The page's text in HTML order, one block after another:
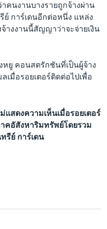
คนงานบางรายถูกจ้างผ่าน
การ์เดนอีกต่อหนึ่ง แหล่ง
างงานนี้สัญญาว่าจะจ่ายเงิน
หยู คอนสตรักชันที่เป็นผู้จ้าง
เมื่อรอยเตอร์ติดต่อไปเพื่อ
สดงความเห็นเมื่อรอยเตอร์
คอัสังหาริมทรัพย์โดยรวม
รีย์ การ์เดน